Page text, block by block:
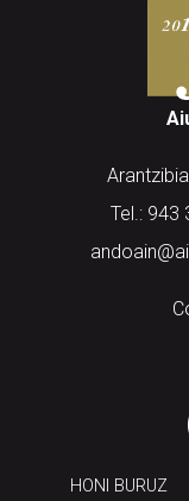
Tel.: 943
HONI BURUZ